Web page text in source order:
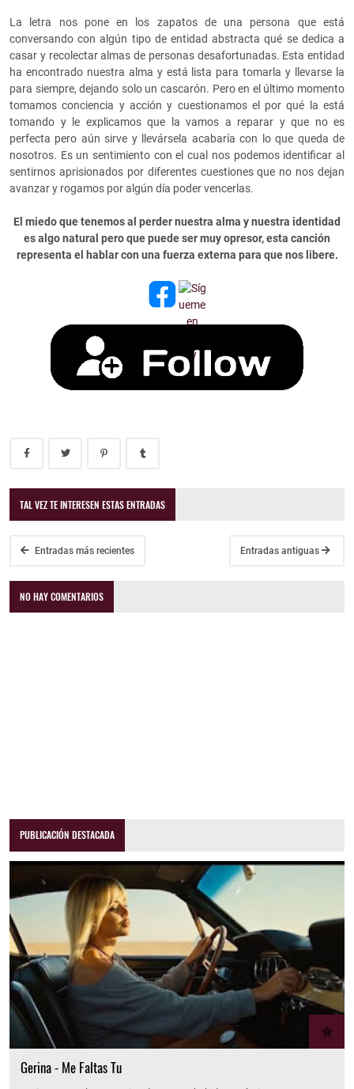
La letra nos pone en los zapatos de una persona que está
conversando con algún tipo de entidad abstracta qué se dedica a
casar y recolectar almas de personas desafortunadas. Esta entidad
ha encontrado nuestra alma y está lista para tomarla y llevarse la
para siempre, dejando solo un cascarón. Pero en el último momento
tomamos conciencia y acción y cuestionamos el por qué la está
tomando y le explicamos que la vamos a reparar y que no es
perfecta pero aún sirve y llevársela acabaría con lo que queda de
nosotros. Es un sentimiento con el cual nos podemos identificar al
sentirnos aprisionados por diferentes cuestiones que no nos dejan
avanzar y rogamos por algún día poder vencerlas.
El miedo que tenemos al perder nuestra alma y nuestra identidad
es algo natural pero que puede ser muy opresor, esta canción
representa el hablar con una fuerza externa para que nos libere.
TAL VEZ TE INTERESEN ESTAS ENTRADAS
Entradas más recientes Entradas antiguas
NO HAY COMENTARIOS
PUBLICACIÓN DESTACADA
Gerina - Me Faltas Tu